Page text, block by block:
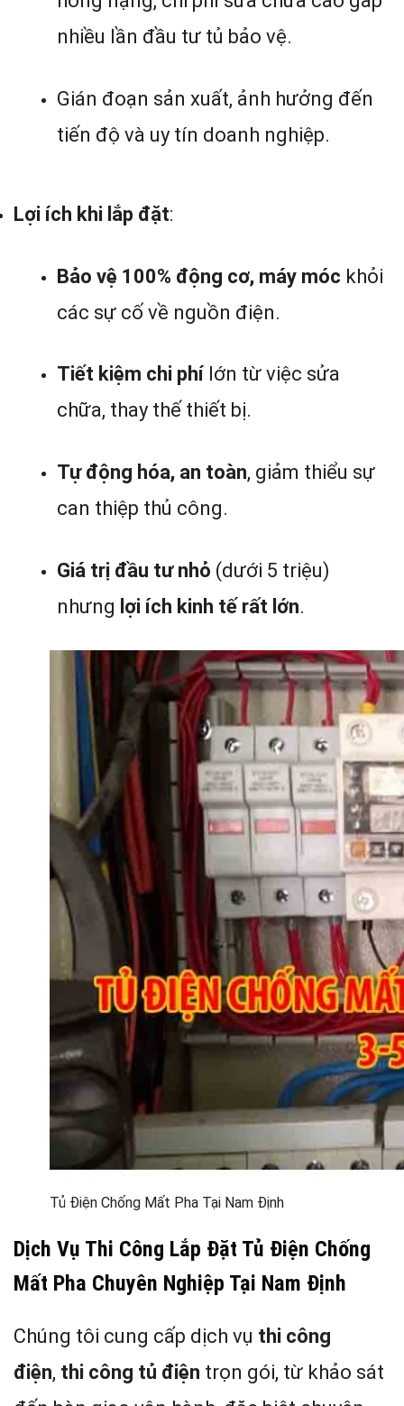
nhiều lần đầu tư tủ bảo vệ.
Gián đoạn sản xuất, ảnh hưởng đến
tiến độ và uy tín doanh nghiệp.
Lợi ích khi lắp đặt:
Bảo vệ 100% động cơ, máy móc khỏi
các sự cố về nguồn điện.
Tiết kiệm chi phí lớn từ việc sửa
chữa, thay thế thiết bị.
Tự động hóa, an toàn, giảm thiểu sự
can thiệp thủ công.
Giá trị đầu tư nhỏ (dưới 5 triệu)
nhưng lợi ích kinh tế rất lớn.
Tủ Điện Chống Mất Pha Tại Nam Định
Dịch Vụ Thi Công Lắp Đặt Tủ Điện Chống
Mất Pha Chuyên Nghiệp Tại Nam Định
Chúng tôi cung cấp dịch vụ thi công
điện, thi công tủ điện trọn gói, từ khảo sát